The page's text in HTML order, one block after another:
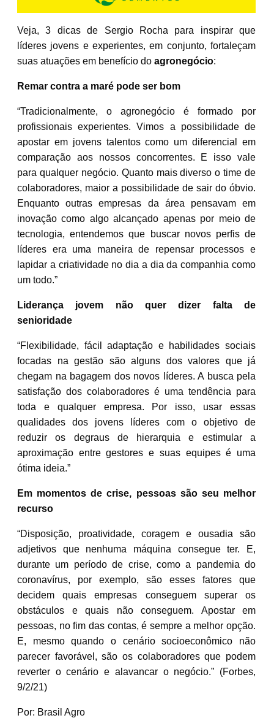
Veja, 3 dicas de Sergio Rocha para inspirar que
líderes jovens e experientes, em conjunto, fortaleçam
suas atuações em benefício do agronegócio:
Remar contra a maré pode ser bom
“Tradicionalmente, o agronegócio é formado por
profissionais experientes. Vimos a possibilidade de
apostar em jovens talentos como um diferencial em
comparação aos nossos concorrentes. E isso vale
para qualquer negócio. Quanto mais diverso o time de
colaboradores, maior a possibilidade de sair do óbvio.
Enquanto outras empresas da área pensavam em
inovação como algo alcançado apenas por meio de
tecnologia, entendemos que buscar novos perfis de
líderes era uma maneira de repensar processos e
lapidar a criatividade no dia a dia da companhia como
um todo.”
Liderança jovem não quer dizer falta de
senioridade
“Flexibilidade, fácil adaptação e habilidades sociais
focadas na gestão são alguns dos valores que já
chegam na bagagem dos novos líderes. A busca pela
satisfação dos colaboradores é uma tendência para
toda e qualquer empresa. Por isso, usar essas
qualidades dos jovens líderes com o objetivo de
reduzir os degraus de hierarquia e estimular a
aproximação entre gestores e suas equipes é uma
ótima ideia.”
Em momentos de crise, pessoas são seu melhor
recurso
“Disposição, proatividade, coragem e ousadia são
adjetivos que nenhuma máquina consegue ter. E,
durante um período de crise, como a pandemia do
coronavírus, por exemplo, são esses fatores que
decidem quais empresas conseguem superar os
obstáculos e quais não conseguem. Apostar em
pessoas, no fim das contas, é sempre a melhor opção.
E, mesmo quando o cenário socioeconômico não
parecer favorável, são os colaboradores que podem
reverter o cenário e alavancar o negócio.” (Forbes,
9/2/21)
Por: Brasil Agro